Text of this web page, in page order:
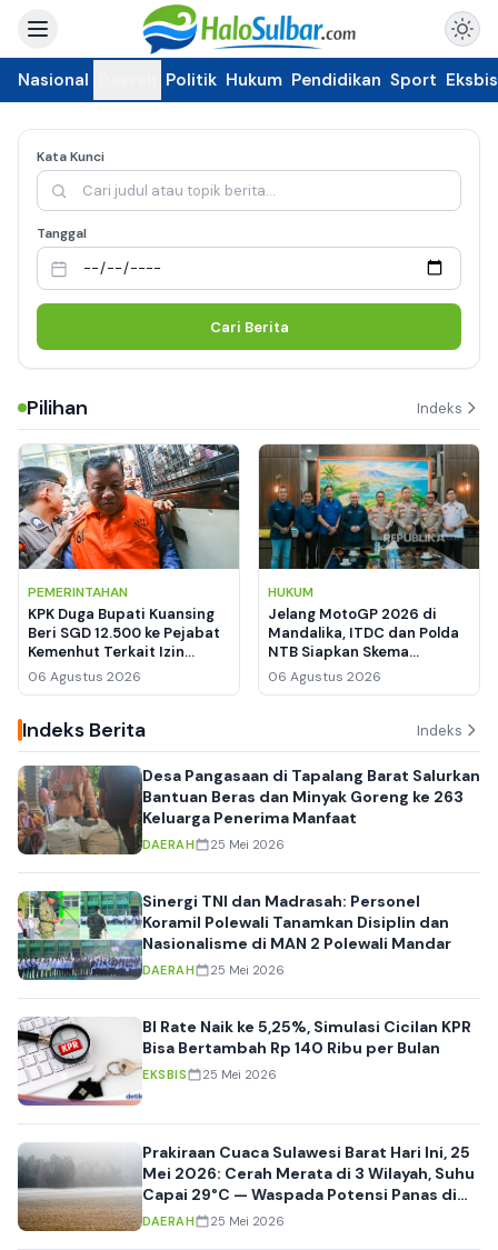
Nasional Politik Hukum Pendidikan Sport Eksbis
Kata Kunci
Tanggal
Cari Berita
Pilihan Indeks
PEMERINTAHAN
KPK Duga Bupati Kuansing
Beri SGD 12.500 ke Pejabat
Kemenhut Terkait Izin
Kawasan Hutan
06 Agustus 2026
HUKUM
Jelang MotoGP 2026 di
Mandalika, ITDC dan Polda
NTB Siapkan Skema
Keamanan hingga
Manajemen Lalu Lintas
06 Agustus 2026
Indeks Berita Indeks
Desa Pangasaan di Tapalang Barat Salurkan
Bantuan Beras dan Minyak Goreng ke 263
Keluarga Penerima Manfaat
DAERAH 25 Mei 2026
Sinergi TNI dan Madrasah: Personel
Koramil Polewali Tanamkan Disiplin dan
Nasionalisme di MAN 2 Polewali Mandar
DAERAH 25 Mei 2026
BI Rate Naik ke 5,25%, Simulasi Cicilan KPR
Bisa Bertambah Rp 140 Ribu per Bulan
EKSBIS 25 Mei 2026
Prakiraan Cuaca Sulawesi Barat Hari Ini, 25
Mei 2026: Cerah Merata di 3 Wilayah, Suhu
Capai 29°C — Waspada Potensi Panas di
Polewali Mandar Siang Nanti
DAERAH 25 Mei 2026